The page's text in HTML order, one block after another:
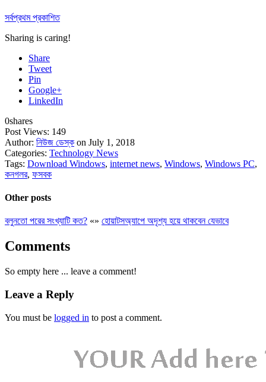
সর্বপ্রথম প্রকাশিত
Sharing is caring!
Share
Tweet
Pin
Google+
LinkedIn
0shares
Post Views: 149
Author: নিউজ ডেস্ক on July 1, 2018
Categories: Technology News
Tags: Download Windows, internet news, Windows, Windows PC,
কনগলর, ফসবক
Other posts
বলুনতো পরের সংখ্যাটি কত? «» হোয়াটসঅ্যাপে অদৃশ্য হয়ে থাকবেন যেভাবে
Comments
So empty here ... leave a comment!
Leave a Reply
You must be logged in to post a comment.